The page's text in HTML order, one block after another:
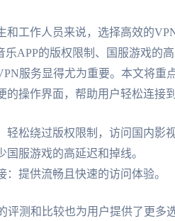
和工作人员来说，选择高效的
乐APP的版权限制、国服游戏的
服务显得尤为重要。本文将重
操作界面，帮助用户轻松连接
轻松绕过版权限制，访问国内影视
国服游戏的高延迟和掉线。
：提供流畅且快速的访问体验。
评测和比较也为用户提供了更多